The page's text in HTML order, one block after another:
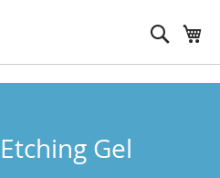
Suche
Gel